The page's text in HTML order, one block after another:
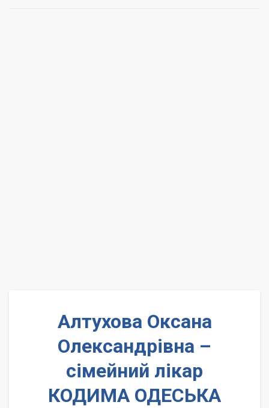
Алтухова Оксана
Олександрівна –
сімейний лікар
КОДИМА ОДЕСЬКА